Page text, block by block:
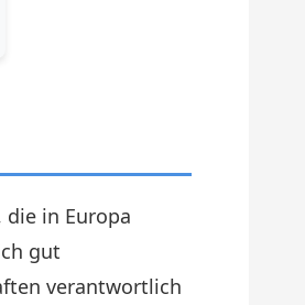
in Europa
gut
verantwortlich